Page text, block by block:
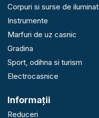
Corpuri si surse de iluminat
Instrumente
Marfuri de uz casnic
Gradina
Sport, odihna si turism
Electrocasnice
Informaţii
Reduceri